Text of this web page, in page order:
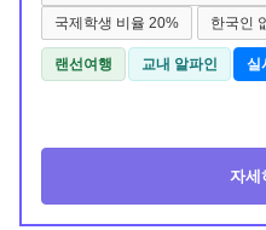
국제학생 비율 20%
한국인
랜선여행 교내 알파인 실
자세